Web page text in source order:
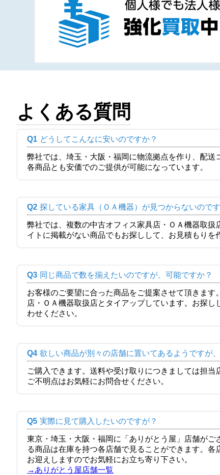
よくある質問
Q1 どうしてこんなに安いのですか？
弊社では、埼玉・大阪・福岡に物流拠点を作り、配
各商品とも安価でのご提供が可能になっています。
Q2 探している家具（ＯＡ機器）が見つからないので
弊社では、複数の中古オフィス家具店・ＯＡ機器取
イトに掲載がない商品でもお探しして、お見積もりを
Q3 同じ商品で数を揃えたいのですが、可能ですか？
お客様のご要望に合った商品をご提案させて頂きま
店・ＯＡ機器取扱店とタイアップしています。お探
わせください。
Q4 欲しい商品が別々の店舗に置いてあるようですが
ご購入できます。送料や受け取りにつきましては担
ご不明点はお気軽にお問合せください。
Q5 実際に見て購入したいのですが？
東京・埼玉・大阪・福岡に「ありがとう屋」店舗が
る商品は在庫を持つ各店舗で見ることができます。
お迎えしますのでお気軽にお立ち寄り下さい。
→ありがとう屋店舗一覧